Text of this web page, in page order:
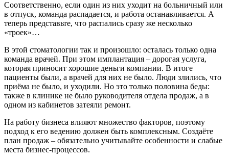
Соответственно, если один из них уходит на больничный или
в отпуск, команда распадается, и работа останавливается. А
теперь представьте, что распались сразу же несколько
«троек»…
В этой стоматологии так и произошло: осталась только одна
команда врачей. При этом имплантация – дорогая услуга,
которая приносит хорошие деньги компании. В итоге
пациенты были, а врачей для них не было. Люди злились, что
приёма не было, и уходили. Но это только половина беды:
также в клинике не было руководителя отдела продаж, а в
одном из кабинетов затеяли ремонт.
На работу бизнеса влияют множество факторов, поэтому
подход к его ведению должен быть комплексным. Создаёте
план продаж – обязательно учитывайте особенности и слабые
места бизнес-процессов.